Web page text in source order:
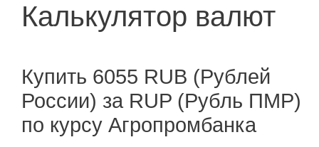
Калькулятор валют
Купить 6055 RUB (Рублей
России) за RUP (Рубль ПМР)
по курсу Агропромбанка